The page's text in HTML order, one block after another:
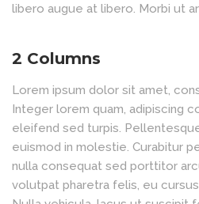
libero augue at libero. Morbi ut
2 Columns
Lorem ipsum dolor sit amet,
Integer lorem quam, adipiscing
eleifend sed turpis.
euismod in molestie. Curabitur
nulla consequat sed porttitor
volutpat pharetra felis, eu